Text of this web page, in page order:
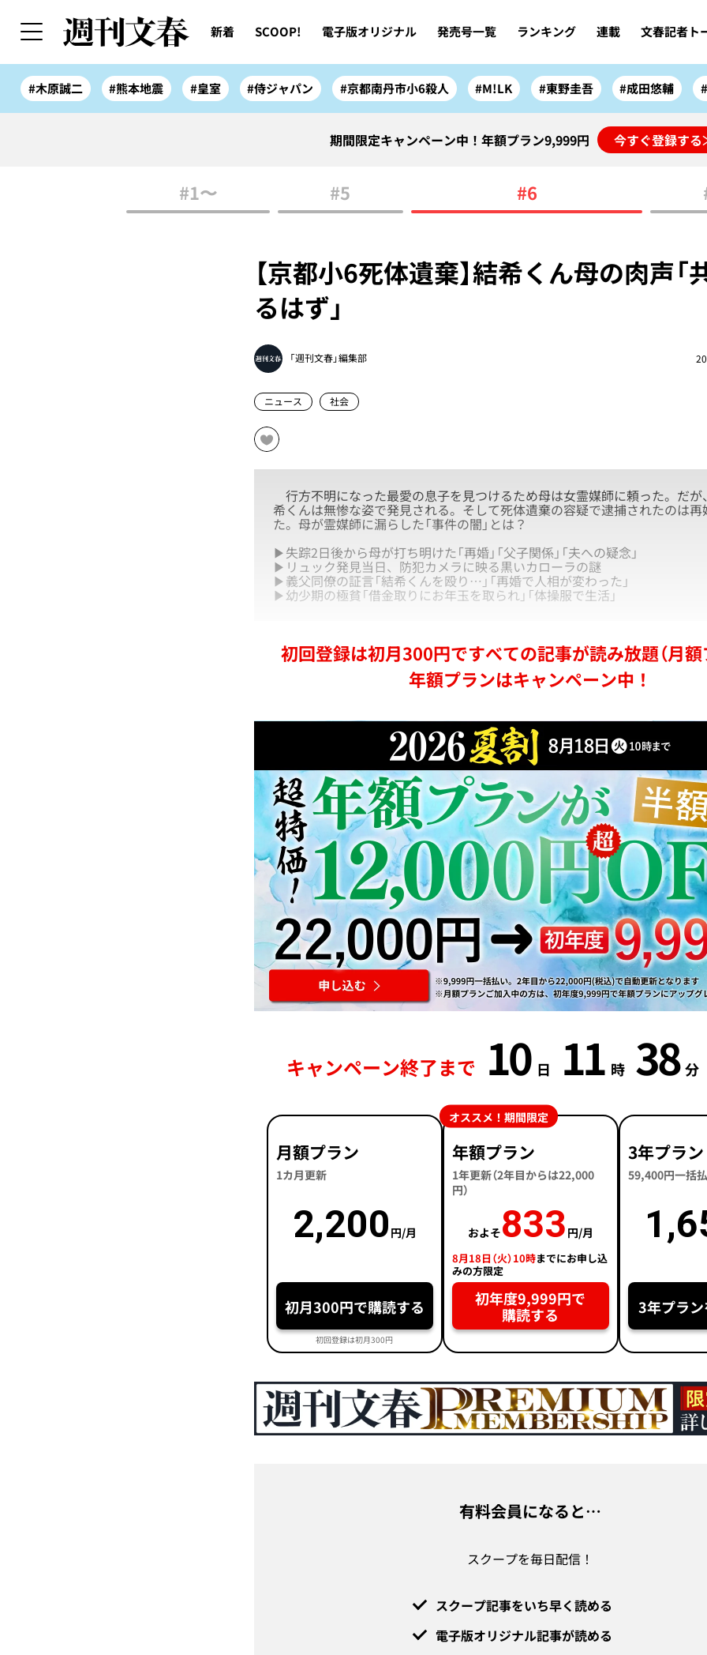
新着 SCOOP! 電子版オリジナル 発売号一覧 ランキング 連載 文春記者ト
#木原誠二 #熊本地震 #皇室 #侍ジャパン #京都南丹市小6殺人 #M!LK #東野圭吾 #成田悠輔
期間限定キャンペーン中！年額プラン9,999円 今すぐ登録す
#1〜 #5 #6
【京都小6死体遺棄】結希くん母の肉声「
るはず」
「週刊文春」編集部
ニュース 社会
行方不明になった最愛の息子を見つけるため母は女霊媒師に頼った。だが
希くんは無惨な姿で発見される。そして死体遺棄の容疑で逮捕されたのは再
た。母が霊媒師に漏らした「事件の闇」とは？
▶失踪2日後から母が打ち明けた「再婚」「父子関係」「夫への疑念」
▶リュック発見当日、防犯カメラに映る黒いカローラの謎
▶義父同僚の証言「結希くんを殴り…」「再婚で人相が変わった」
▶幼少期の極貧「借金取りにお年玉を取られ」「体操服で生活」
初回登録は初月300円ですべての記事が読み放題（月額
年額プランはキャンペーン中！
キャンペーン終了まで 10 日 11 時 38 分
月額プラン
1カ月更新
2,200 円/月
初月300円で購読する
初回登録は初月300円
年額プラン
1年更新（2年目からは22,000
円）
およそ833 円/月
8月18日（火）10時までにお申し込
みの方限定
初年度9,999円で
購読する
オススメ！期間限定
3年プラン
59,400円一括
3年プラ
有料会員になると…
スクープを毎日配信！
スクープ記事をいち早く読める
電子版オリジナル記事が読める